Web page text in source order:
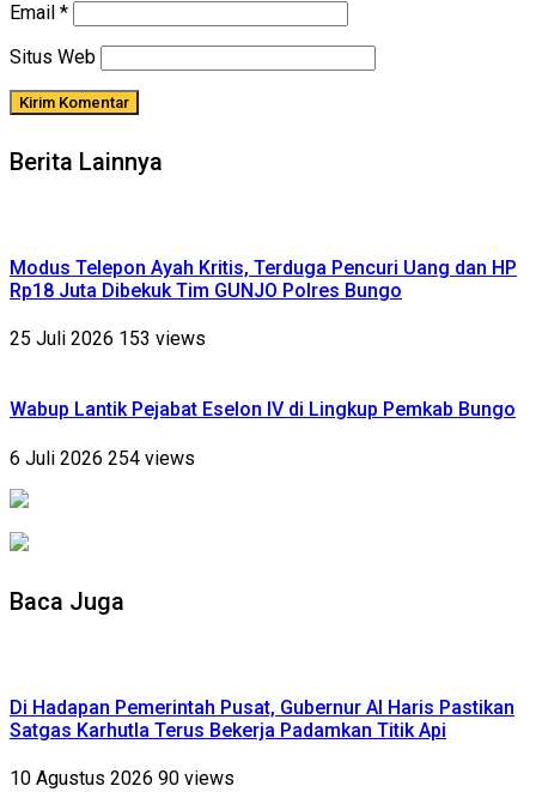
Email *
Situs Web
Berita Lainnya
Modus Telepon Ayah Kritis, Terduga Pencuri Uang dan HP
Rp18 Juta Dibekuk Tim GUNJO Polres Bungo
25 Juli 2026 153 views
Wabup Lantik Pejabat Eselon IV di Lingkup Pemkab Bungo
6 Juli 2026 254 views
Baca Juga
Di Hadapan Pemerintah Pusat, Gubernur Al Haris Pastikan
Satgas Karhutla Terus Bekerja Padamkan Titik Api
10 Agustus 2026 90 views